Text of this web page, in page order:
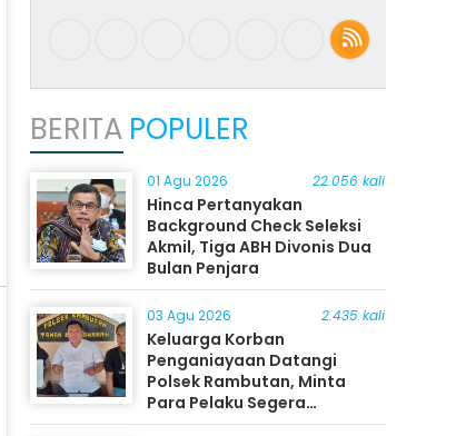
BERITA POPULER
01 Agu 2026 22.056 kali
Hinca Pertanyakan
Background Check Seleksi
Akmil, Tiga ABH Divonis Dua
Bulan Penjara
03 Agu 2026 2.435 kali
Keluarga Korban
Penganiayaan Datangi
Polsek Rambutan, Minta
Para Pelaku Segera
Ditangkap